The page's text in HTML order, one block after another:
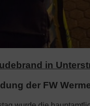
in
der FW